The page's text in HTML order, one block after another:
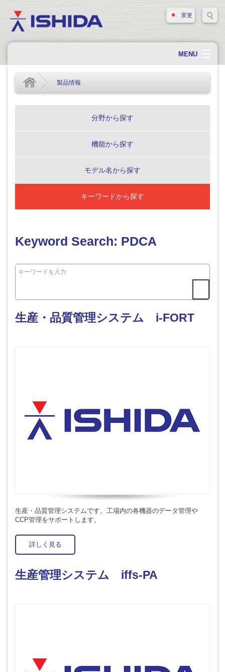
変更
MENU
会社概要
製品情報
新着情報
製品情報
分野から探す
機能から探す
モデル名から探す
キーワードから探す
Keyword Search: PDCA
生産・品質管理システム i-FORT
生産・品質管理システムです。工場内の各機器のデータ管理や
CCP管理をサポートします。
詳しく見る
生産管理システム iffs-PA